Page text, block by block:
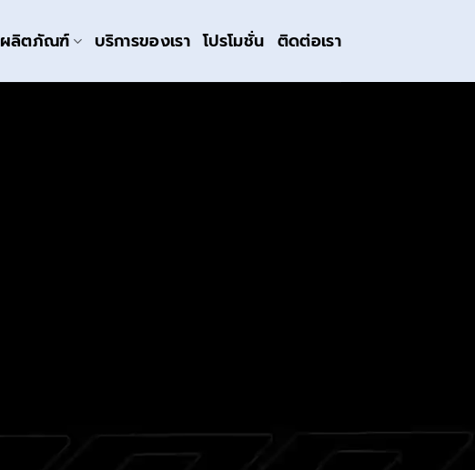
ผลิตภัณฑ์ บริการของเรา โปรโมชั่น ติดต่อเรา